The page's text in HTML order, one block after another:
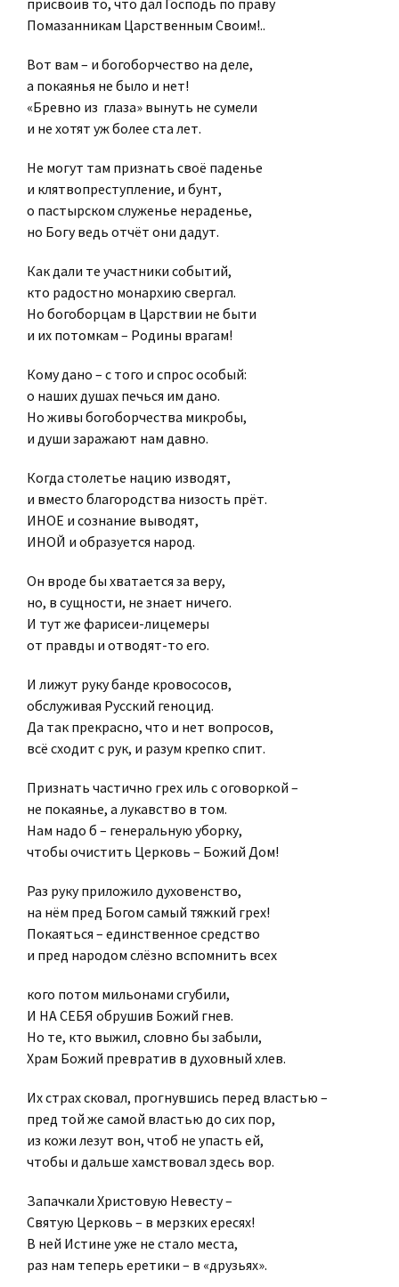
Помазанникам Царственным Своим!..
Вот вам – и богоборчество на деле,
а покаянья не было и нет!
«Бревно из глаза» вынуть не сумели
и не хотят уж более ста лет.
Не могут там признать своё паденье
и клятвопреступление, и бунт,
о пастырском служенье нераденье,
но Богу ведь отчёт они дадут.
Как дали те участники событий,
кто радостно монархию свергал.
Но богоборцам в Царствии не быти
и их потомкам – Родины врагам!
Кому дано – с того и спрос особый:
о наших душах печься им дано.
Но живы богоборчества микробы,
и души заражают нам давно.
Когда столетье нацию изводят,
и вместо благородства низость прёт.
ИНОЕ и сознание выводят,
ИНОЙ и образуется народ.
Он вроде бы хватается за веру,
но, в сущности, не знает ничего.
И тут же фарисеи-лицемеры
от правды и отводят-то его.
И лижут руку банде кровососов,
обслуживая Русский геноцид.
Да так прекрасно, что и нет вопросов,
всё сходит с рук, и разум крепко спит.
Признать частично грех иль с оговоркой –
не покаянье, а лукавство в том.
Нам надо б – генеральную уборку,
чтобы очистить Церковь – Божий Дом!
Раз руку приложило духовенство,
на нём пред Богом самый тяжкий грех!
Покаяться – единственное средство
и пред народом слёзно вспомнить всех
кого потом мильонами сгубили,
И НА СЕБЯ обрушив Божий гнев.
Но те, кто выжил, словно бы забыли,
Храм Божий превратив в духовный хлев.
Их страх сковал, прогнувшись перед властью –
пред той же самой властью до сих пор,
из кожи лезут вон, чтоб не упасть ей,
чтобы и дальше хамствовал здесь вор.
Запачкали Христовую Невесту –
Святую Церковь – в мерзких ересях!
В ней Истине уже не стало места,
раз нам теперь еретики – в «друзьях».